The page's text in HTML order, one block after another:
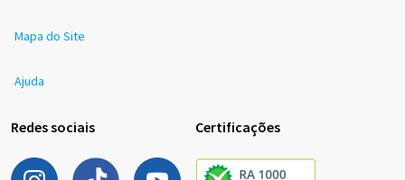
Mapa do Site
Ajuda
Redes sociais Certificações